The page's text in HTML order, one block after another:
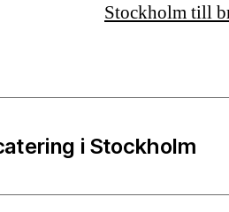
Stockholm till
i Stockholm